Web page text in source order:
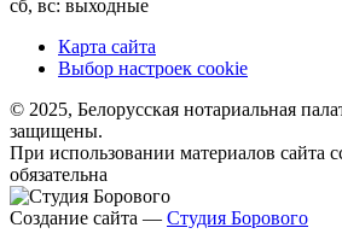
сб, вс: выходные
Карта сайта
Выбор настроек cookie
© 2025, Белорусская нотариальная
защищены.
При использовании материалов сайта
обязательна
Создание сайта — Студия Борового